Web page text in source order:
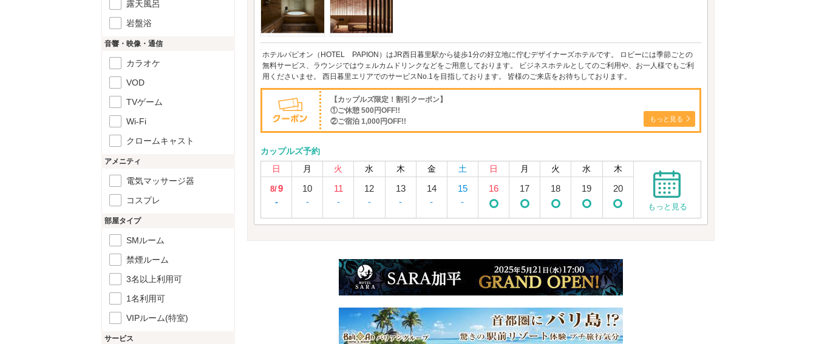
ホテルパピオン（HOTEL PAPION）はJR西日暮里駅から徒歩1分の好立地に佇むデザイナーズホテルです。 ロビーには季節ごとの
無料サービス、ラウンジではウェルカムドリンクなどをご用意しております。 ビジネスホテルとしてのご利用や、お一人様でもご利
用くださいませ。 西日暮里エリアでのサービスNo.1を目指しております。 皆様のご来店をお待ちしております。
【カップルズ限定！割引クーポン】
①ご休憩 500円OFF!!
②ご宿泊 1,000円OFF!!
もっと見る
カップルズ予約
日
月 火 水 木 金 土 日 月 火 水 木
8/9
-
10
-
11
-
12
-
13
-
14
-
15
-
16 17 18 19 20
もっと見る
露天風呂
岩盤浴
音響・映像・通信
カラオケ
VOD
TVゲーム
Wi-Fi
クロームキャスト
アメニティ
電気マッサージ器
コスプレ
部屋タイプ
SMルーム
禁煙ルーム
3名以上利用可
1名利用可
VIPルーム(特室)
サービス